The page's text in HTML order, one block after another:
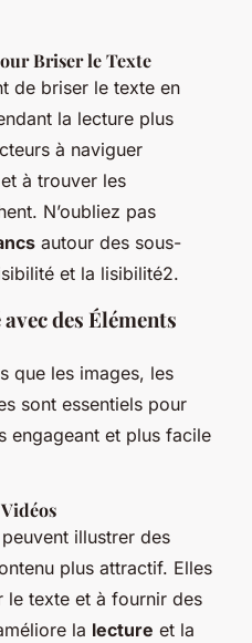
Briser le Texte
de briser le texte en
la lecture plus
à naviguer
à trouver les
N’oubliez pas
autour des sous-
et la lisibilité2.
des Éléments
que les images, les
sont essentiels pour
engageant et plus facile
illustrer des
plus attractif. Elles
le texte et à fournir des
la lecture et la